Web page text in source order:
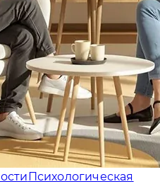
Психологическая
и родителей